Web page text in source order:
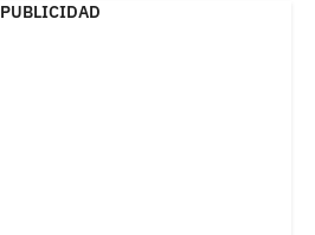
PUBLICIDAD